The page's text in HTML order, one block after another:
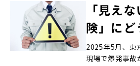
「見え
険」に
江戸川
2025年5月、東
現場で爆発事故